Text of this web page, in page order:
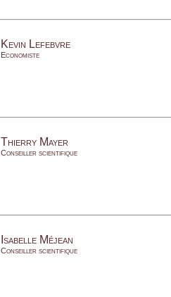
Kevin Lefebvre
Economiste
Thierry Mayer
Conseiller scientifique
Isabelle Méjean
Conseiller scientifique